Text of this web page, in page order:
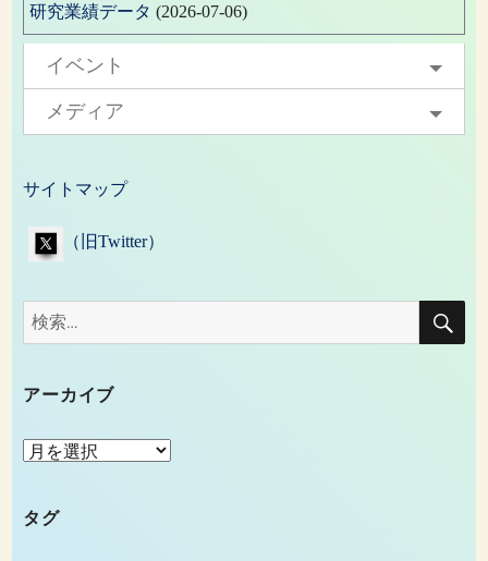
研究業績データ (2026-07-06)
イベント
メディア
サイトマップ
（旧Twitter）
検
索:
検
アーカイブ
ア
カ
タグ